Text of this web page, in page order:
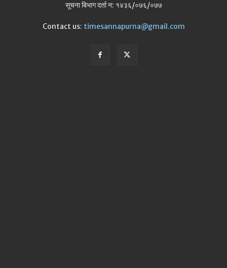
सूचना बिभाग दर्ता न: १४३६/०७६/०७७
Contact us: timesannapurna@gmail.com